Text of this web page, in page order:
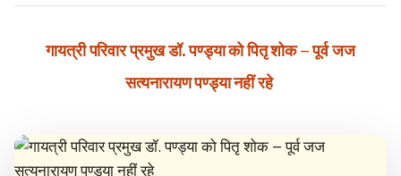
गायत्री परिवार प्रमुख डॉ. पण्ड्या को पितृ शोक – पूर्व जज
सत्यनारायण पण्ड्या नहीं रहे